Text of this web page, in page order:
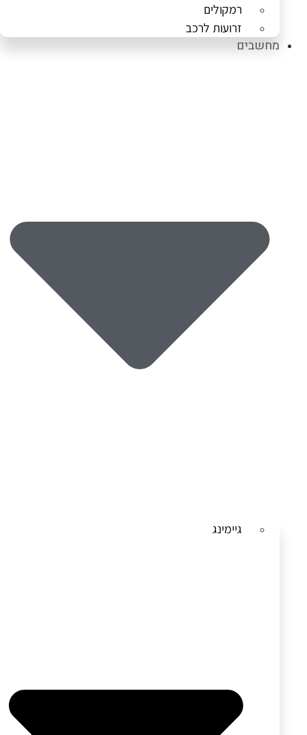
רמקולים
זרועות לרכב
מחשבים
גיימינג